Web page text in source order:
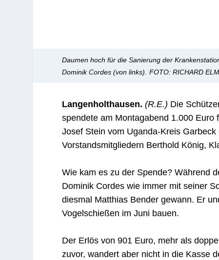
Daumen hoch für die Sanierung der
Dominik Cordes (von links).
FOTO: RICHARD
Langenholthausen. (R.E.) Die
spendete am Montagabend 1.000
Josef Stein vom Uganda-Kreis
Vorstandsmitgliedern Berthold König,
Wie kam es zu der Spende? Während
Dominik Cordes wie immer mit seiner
diesmal Matthias Bender gewann. Er
Vogelschießen im Juni bauen.
Der Erlös von 901 Euro, mehr als
zuvor, wandert aber nicht in die Kasse